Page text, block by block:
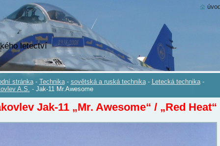
letectví
stránka - Technika - sovětská a ruská technika - Letecká technika -
A.S. - Jak-11 Mr.Awesome
Jak-11 „Mr. Awesome“ / „Red Heat“